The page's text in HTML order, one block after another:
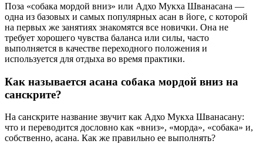
Поза «собака мордой вниз» или Адхо Мукха Шванасана —
одна из базовых и самых популярных асан в йоге, с которой
на первых же занятиях знакомятся все новички. Она не
требует хорошего чувства баланса или силы, часто
выполняется в качестве переходного положения и
используется для отдыха во время практики.
Как называется асана собака мордой вниз на
санскрите?
На санскрите название звучит как Адхо Мукха Шванасану:
что и переводится дословно как «вниз», «морда», «собака» и,
собственно, асана. Как же правильно ее выполнять?